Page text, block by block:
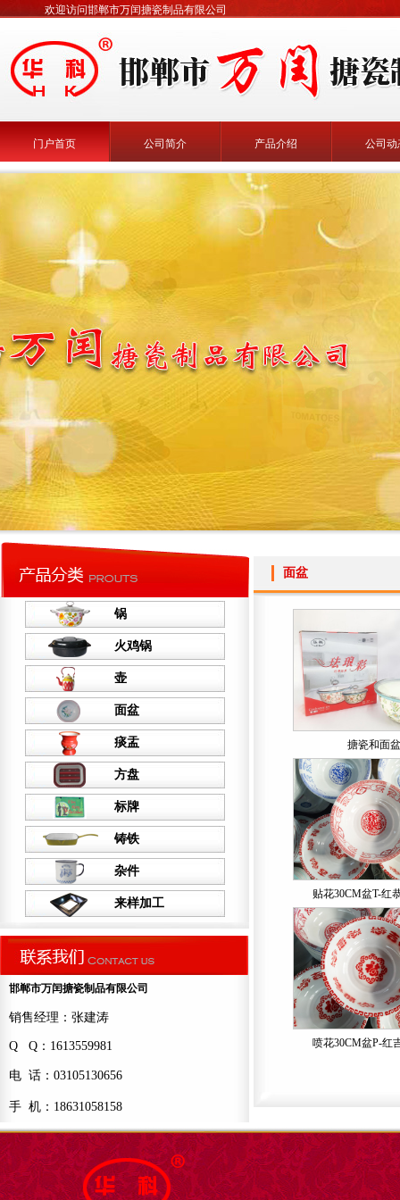
欢迎访问邯郸市万闰搪瓷制品有限公司
门户首页 公司简介 产品介绍 公司动
锅
火鸡锅
壶
面盆
痰盂
方盘
标牌
铸铁
杂件
来样加工
邯郸市万闰搪瓷制品有限公司
销售经理：张建涛
Q Q：1613559981
电 话：03105130656
手 机：18631058158
面盆
搪瓷和面盆
贴花30CM盆T-红
喷花30CM盆P-红